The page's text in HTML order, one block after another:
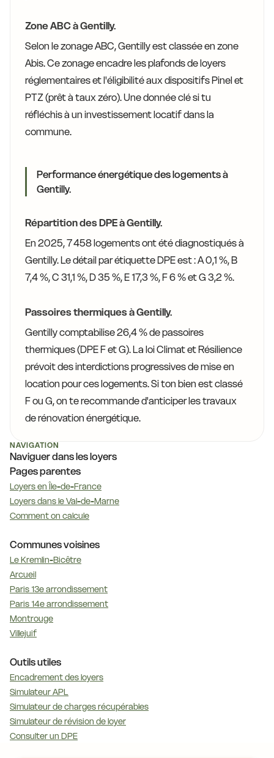
Zone ABC à Gentilly.
Selon le zonage ABC, Gentilly est classée en zone
Abis. Ce zonage encadre les plafonds de loyers
réglementaires et l'éligibilité aux dispositifs Pinel et
PTZ (prêt à taux zéro). Une donnée clé si tu
réfléchis à un investissement locatif dans la
commune.
Performance énergétique des logements à
Gentilly.
Répartition des DPE à Gentilly.
En 2025, 7 458 logements ont été diagnostiqués à
Gentilly. Le détail par étiquette DPE est : A 0,1 %, B
7,4 %, C 31,1 %, D 35 %, E 17,3 %, F 6 % et G 3,2 %.
Passoires thermiques à Gentilly.
Gentilly comptabilise 26,4 % de passoires
thermiques (DPE F et G). La loi Climat et Résilience
prévoit des interdictions progressives de mise en
location pour ces logements. Si ton bien est classé
F ou G, on te recommande d'anticiper les travaux
de rénovation énergétique.
NAVIGATION
Naviguer dans les loyers
Pages parentes
Loyers en Île-de-France
Loyers dans le Val-de-Marne
Comment on calcule
Communes voisines
Le Kremlin-Bicêtre
Arcueil
Paris 13e arrondissement
Paris 14e arrondissement
Montrouge
Villejuif
Outils utiles
Encadrement des loyers
Simulateur APL
Simulateur de charges récupérables
Simulateur de révision de loyer
Consulter un DPE